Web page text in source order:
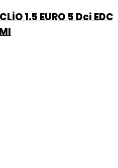
1.5 EURO 5 Dci EDC